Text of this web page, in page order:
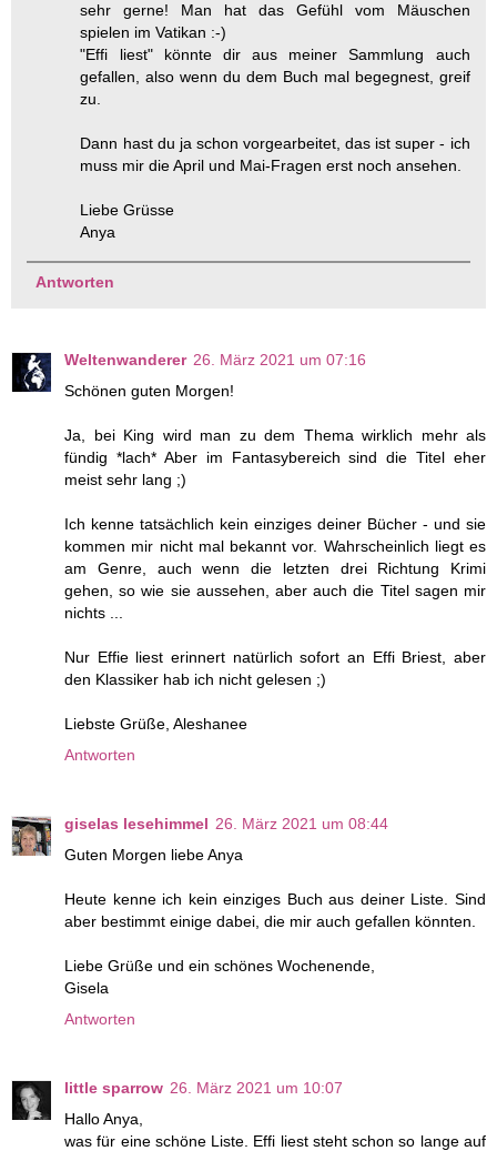
sehr gerne! Man hat das Gefühl vom Mäuschen
spielen im Vatikan :-)
"Effi liest" könnte dir aus meiner Sammlung auch
gefallen, also wenn du dem Buch mal begegnest, greif
zu.
Dann hast du ja schon vorgearbeitet, das ist super - ich
muss mir die April und Mai-Fragen erst noch ansehen.
Liebe Grüsse
Anya
Antworten
Weltenwanderer 26. März 2021 um 07:16
Schönen guten Morgen!
Ja, bei King wird man zu dem Thema wirklich mehr als
fündig *lach* Aber im Fantasybereich sind die Titel eher
meist sehr lang ;)
Ich kenne tatsächlich kein einziges deiner Bücher - und sie
kommen mir nicht mal bekannt vor. Wahrscheinlich liegt es
am Genre, auch wenn die letzten drei Richtung Krimi
gehen, so wie sie aussehen, aber auch die Titel sagen mir
nichts ...
Nur Effie liest erinnert natürlich sofort an Effi Briest, aber
den Klassiker hab ich nicht gelesen ;)
Liebste Grüße, Aleshanee
Antworten
giselas lesehimmel 26. März 2021 um 08:44
Guten Morgen liebe Anya
Heute kenne ich kein einziges Buch aus deiner Liste. Sind
aber bestimmt einige dabei, die mir auch gefallen könnten.
Liebe Grüße und ein schönes Wochenende,
Gisela
Antworten
little sparrow 26. März 2021 um 10:07
Hallo Anya,
was für eine schöne Liste. Effi liest steht schon so lange auf